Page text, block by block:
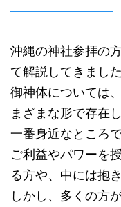
沖縄の神社参拝の
て解説してきました
御神体については
まざまな形で存在し
一番身近なところ
ご利益やパワーを
る方や、中には抱
しかし、多くの方